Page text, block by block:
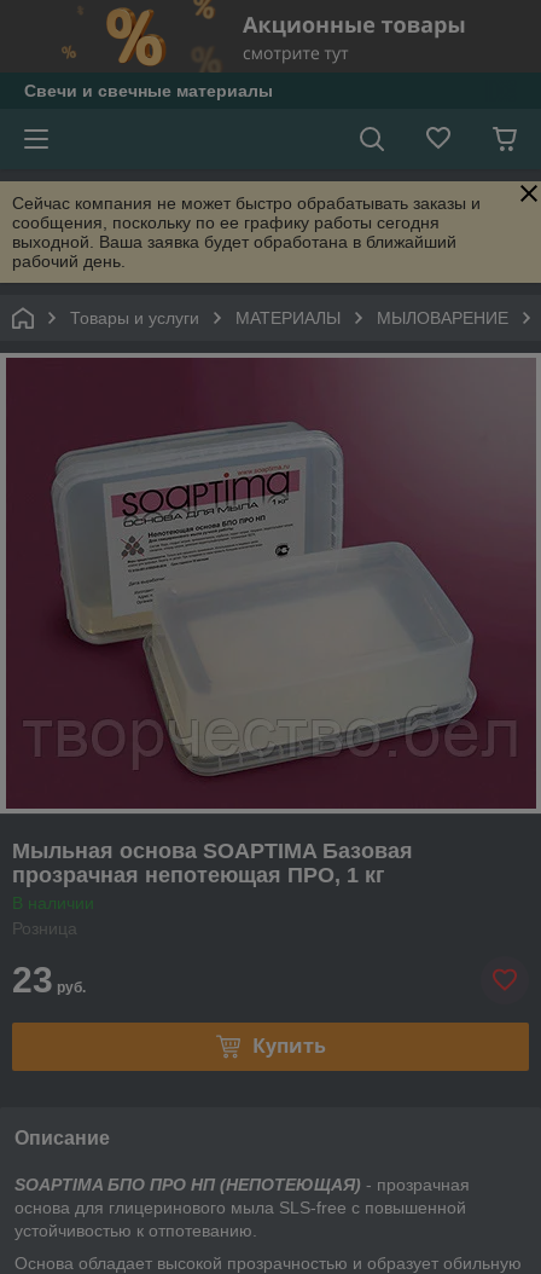
Свечи и свечные материалы
Сейчас компания не может быстро обрабатывать заказы и
сообщения, поскольку по ее графику работы сегодня
выходной. Ваша заявка будет обработана в ближайший
рабочий день.
Товары и услуги МАТЕРИАЛЫ МЫЛОВАРЕНИЕ
Мыльная основа SOAPTIMA Базовая
прозрачная непотеющая ПРО, 1 кг
В наличии
Розница
23 руб.
Купить
Описание
SOAPTIMA БПО ПРО НП (НЕПОТЕЮЩАЯ) - прозрачная
основа для глицеринового мыла SLS-free с повышенной
устойчивостью к отпотеванию.
Основа обладает высокой прозрачностью и образует обильную